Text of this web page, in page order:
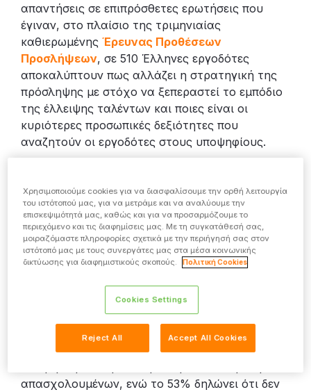
απαντήσεις σε επιπρόσθετες ερωτήσεις που
έγιναν, στο πλαίσιο της τριμηνιαίας
καθιερωμένης Έρευνας Προθέσεων
Προσλήψεων, σε 510 Έλληνες εργοδότες
αποκαλύπτουν πως αλλάζει η στρατηγική της
πρόσληψης με στόχο να ξεπεραστεί το εμπόδιο
της έλλειψης ταλέντων και ποιες είναι οι
κυριότερες προσωπικές δεξιότητες που
αναζητούν οι εργοδότες στους υποψηφίους.
μόνιμους εργαζόμενους»
Σε μείγμα μόνιμων, προσωρινών και gig
απασχολουμένων θα προχωρήσουν οι Έλληνες
εργοδότες τους επόμενους 12 μήνες για να
καλύψουν τις ανάγκες τους. Συγκεκριμένα, το
32% των εργοδοτών αναφέρουν ότι πρόκειται
να προχωρήσουν σε προσλήψεις τόσο
προσωρινών όσο και μονίμων εργαζομένων. Από
την άλλη, το 15% των Ελλήνων εργοδοτών
απασχολουμένων, ενώ το 53% δηλώνει ότι δεν
Χρησιμοποιούμε cookies για να διασφαλίσουμε την ορθή λειτουργία
του ιστότοπού μας, για να μετράμε και να αναλύουμε την
επισκεψιμότητά μας, καθώς και για να προσαρμόζουμε το
περιεχόμενο και τις διαφημίσεις μας. Με τη συγκατάθεσή σας,
μοιραζόμαστε πληροφορίες σχετικά με την περιήγησή σας στον
ιστότοπό μας με τους συνεργάτες μας στα μέσα κοινωνικής
δικτύωσης για διαφημιστικούς σκοπούς.
Πολιτική Cookies
Cookies Settings
Reject All Accept All Cookies